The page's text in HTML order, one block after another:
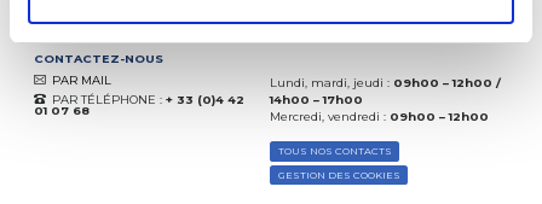
CONTACTEZ-NOUS
PAR MAIL
PAR TÉLÉPHONE : + 33 (0)4 42
01 07 68
Lundi, mardi, jeudi : 09h00 – 12h00 /
14h00 – 17h00
Mercredi, vendredi : 09h00 – 12h00
TOUS NOS CONTACTS
GESTION DES COOKIES